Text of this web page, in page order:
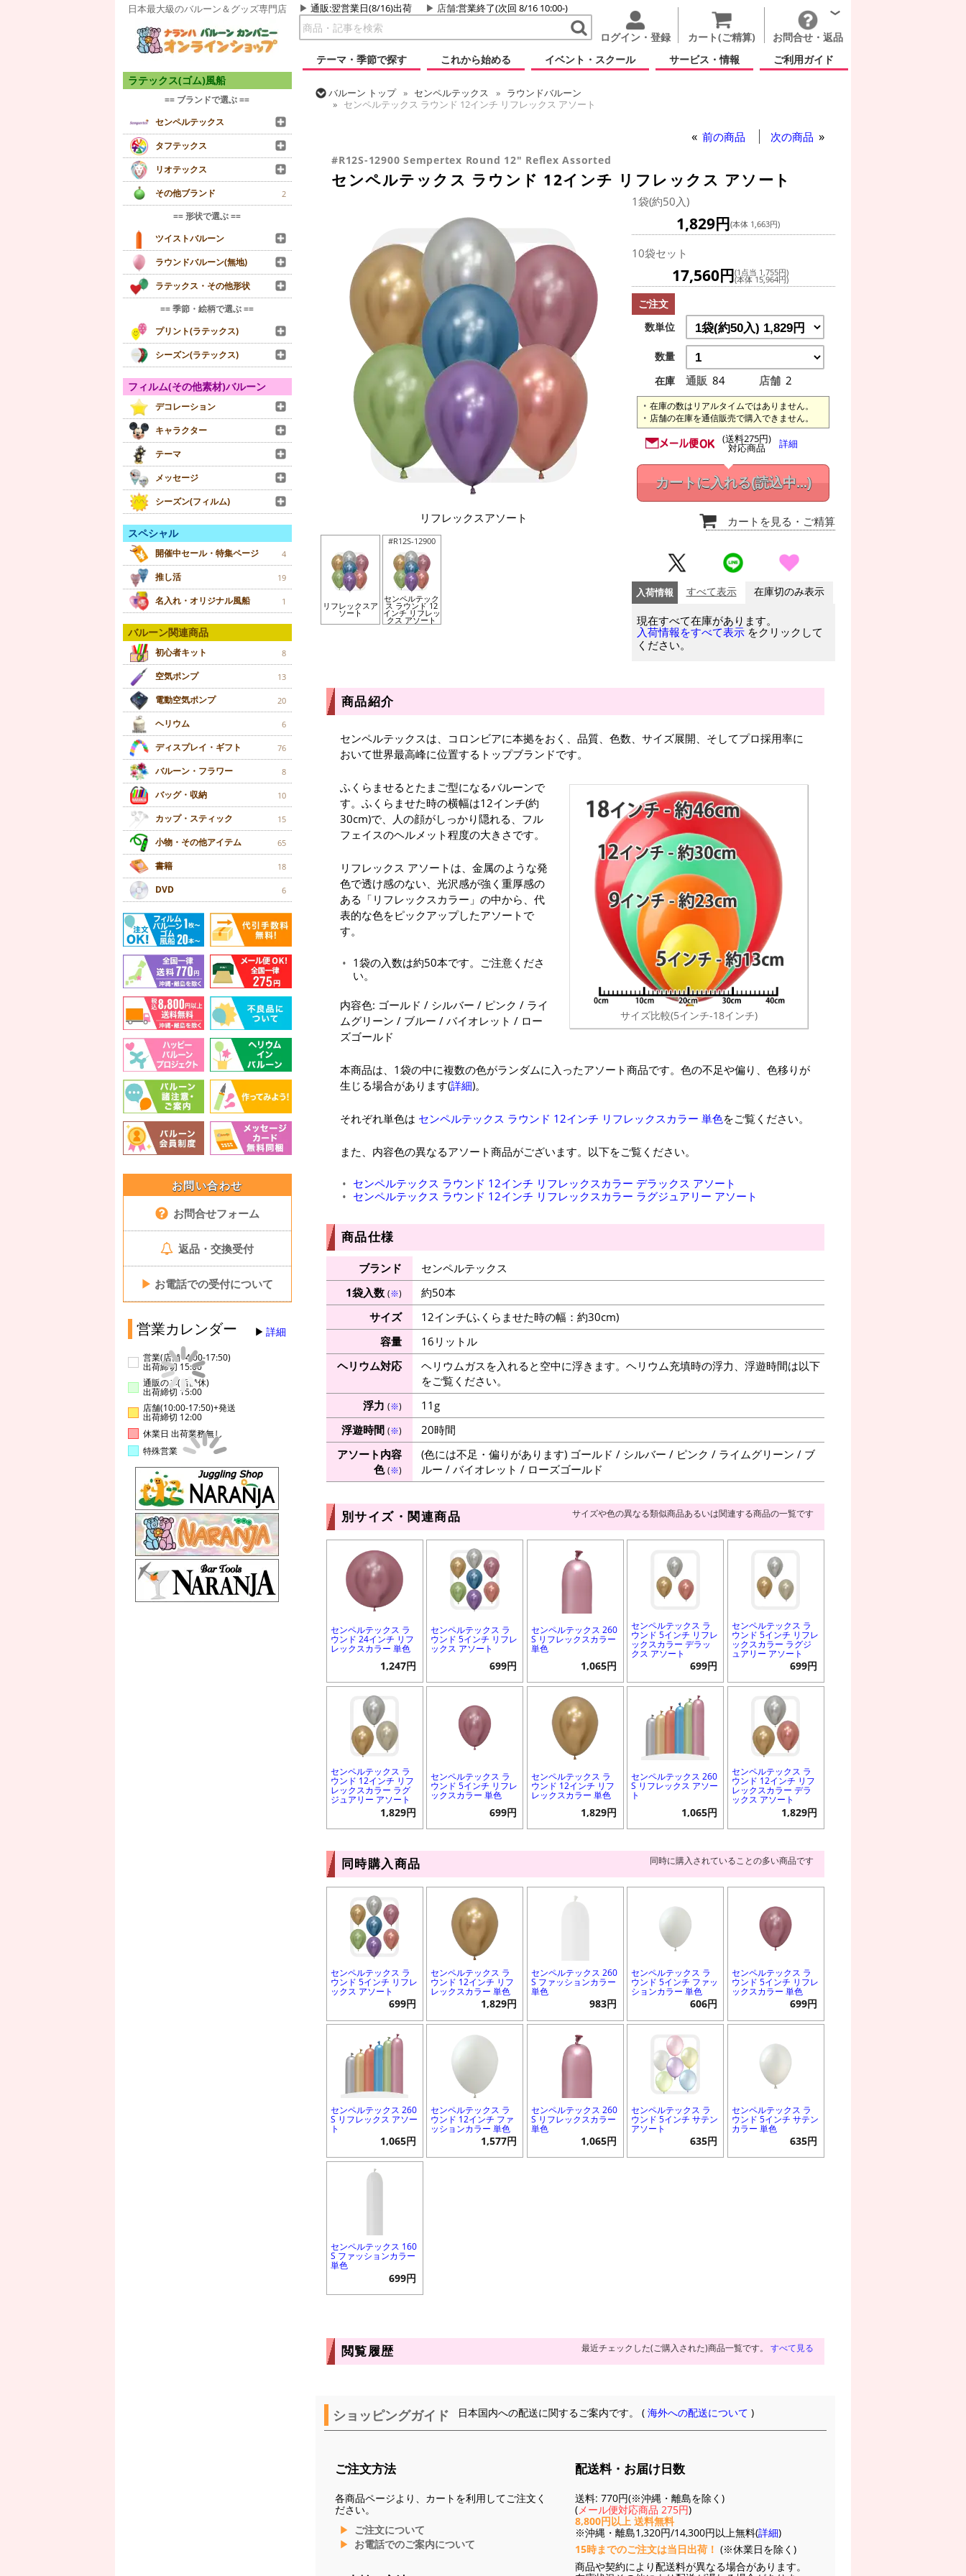
日本最大級のバルーン＆グッズ専門店 通販:翌営業日(8/16)出荷 店舗:営業終了(次回 8/16 10:00-)
ログイン・登録 カート(ご精算)
お問合せ・返品
テーマ・季節で探す
これから始める イベント・スクール サービス・情報 ご利用ガイド
ラテックス(ゴム)風船
== ブランドで選ぶ ==
センペルテックス
タフテックス
リオテックス
その他ブランド
2
== 形状で選ぶ ==
ツイストバルーン
ラウンドバルーン(無地)
ラテックス・その他形状
== 季節・絵柄で選ぶ ==
プリント(ラテックス)
シーズン(ラテックス)
フィルム(その他素材)バルーン
デコレーション
キャラクター
テーマ
メッセージ
シーズン(フィルム)
スペシャル
開催中セール・特集ページ 4
推し活 19
名入れ・オリジナル風船 1
バルーン関連商品
初心者キット 8
空気ポンプ 13
電動空気ポンプ 20
ヘリウム 6
ディスプレイ・ギフト 76
バルーン・フラワー 8
バッグ・収納 10
カップ・スティック 15
小物・その他アイテム 65
書籍 18
DVD 6
お問い合わせ
お問合せフォーム
返品・交換受付
▶ お電話での受付について
営業カレンダー 詳細
営業(店舗14:00-17:50)
出荷締切 15:00
通販のみ(店舗休)
出荷締切 15:00
店舗(10:00-17:50)+発送
出荷締切 12:00
休業日 出荷業務無し
特殊営業
バルーン トップ センペルテックス
ラウンドバルーン
センペルテックス ラウンド 12インチ リフレックス アソート
前の商品 次の商品
#R12S-12900 Sempertex Round 12" Reflex Assorted
センペルテックス ラウンド 12インチ リフレックス アソート
リフレックスアソート
リフレックスア
ソート
#R12S-12900
センペルテック
ス ラウンド 12
インチ リフレッ
クス アソート
1袋(約50入)
1,829円(本体 1,663円)
10袋セット
17,560円(1点当 1,755円)
(本体 15,964円)
ご注文
数単位
数量
在庫
通販 84 店舗 2
在庫の数はリアルタイムではありません。
店舗の在庫を通信販売で購入できません。
(送料275円)
対応商品 詳細
カートに入れる(読込中...)
カートを見る ・ご精算
入荷情報 すべて表示 在庫切のみ表示
現在すべて在庫があります。
入荷情報をすべて表示 をクリックして
ください。
商品紹介
センペルテックスは、コロンビアに本拠をおく、品質、色数、サイズ展開、そしてプロ採用率に
おいて世界最高峰に位置するトップブランドです。
サイズ比較(5インチ-18インチ)
ふくらませるとたまご型になるバルーンで
す。ふくらませた時の横幅は12インチ(約
30cm)で、人の顔がしっかり隠れる、フル
フェイスのヘルメット程度の大きさです。
リフレックス アソートは、金属のような発
色で透け感のない、光沢感が強く重厚感の
ある「リフレックスカラー」の中から、代
表的な色をピックアップしたアソートで
す。
1袋の入数は約50本です。ご注意くださ
い。
内容色: ゴールド / シルバー / ピンク / ライ
ムグリーン / ブルー / バイオレット / ロー
ズゴールド
本商品は、1袋の中に複数の色がランダムに入ったアソート商品です。色の不足や偏り、色移りが
生じる場合があります(詳細)。
それぞれ単色は センペルテックス ラウンド 12インチ リフレックスカラー 単色をご覧ください。
また、内容色の異なるアソート商品がございます。以下をご覧ください。
センペルテックス ラウンド 12インチ リフレックスカラー デラックス アソート
センペルテックス ラウンド 12インチ リフレックスカラー ラグジュアリー アソート
商品仕様
ブランド
センペルテックス
1袋入数 (※)
約50本
サイズ
12インチ(ふくらませた時の幅：約30cm)
容量
16リットル
ヘリウム対応
ヘリウムガスを入れると空中に浮きます。ヘリウム充填時の浮力、浮遊時間は以下
をご覧ください。
浮力 (※)
11g
浮遊時間 (※)
20時間
アソート内容
色(※)
(色には不足・偏りがあります) ゴールド / シルバー / ピンク / ライムグリーン / ブ
ルー / バイオレット / ローズゴールド
別サイズ・関連商品 サイズや色の異なる類似商品あるいは関連する商品の一覧です
センペルテックス ラ
ウンド 24インチ リフ
レックスカラー 単色
1,247円
センペルテックス ラ
ウンド 5インチ リフレ
ックス アソート
699円
センペルテックス 260
S リフレックスカラー
単色
1,065円
センペルテックス ラ
ウンド 5インチ リフレ
ックスカラー デラッ
クス アソート
699円
センペルテックス ラ
ウンド 5インチ リフレ
ックスカラー ラグジ
ュアリー アソート
699円
センペルテックス ラ
ウンド 12インチ リフ
レックスカラー ラグ
ジュアリー アソート
1,829円
センペルテックス ラ
ウンド 5インチ リフレ
ックスカラー 単色
699円
センペルテックス ラ
ウンド 12インチ リフ
レックスカラー 単色
1,829円
センペルテックス 260
S リフレックス アソー
ト
1,065円
センペルテックス ラ
ウンド 12インチ リフ
レックスカラー デラ
ックス アソート
1,829円
同時購入商品 同時に購入されていることの多い商品です
センペルテックス ラ
ウンド 5インチ リフレ
ックス アソート
699円
センペルテックス ラ
ウンド 12インチ リフ
レックスカラー 単色
1,829円
センペルテックス 260
S ファッションカラー
単色
983円
センペルテックス ラ
ウンド 5インチ ファッ
ションカラー 単色
606円
センペルテックス ラ
ウンド 5インチ リフレ
ックスカラー 単色
699円
センペルテックス 260
S リフレックス アソー
ト
1,065円
センペルテックス ラ
ウンド 12インチ ファ
ッションカラー 単色
1,577円
センペルテックス 260
S リフレックスカラー
単色
1,065円
センペルテックス ラ
ウンド 5インチ サテン
アソート
635円
センペルテックス ラ
ウンド 5インチ サテン
カラー 単色
635円
センペルテックス 160
S ファッションカラー
単色
699円
閲覧履歴 最近チェックした(ご購入された)商品一覧です。 すべて見る
ショッピングガイド 日本国内への配送に関するご案内です。 (海外への配送について )
ご注文方法
各商品ページより、カートを利用してご注文く
ださい。
ご注文について
お電話でのご案内について
配送料・お届け日数
送料: 770円(※沖縄・離島を除く)
(メール便対応商品 275円)
8,800円以上 送料無料
※沖縄・離島1,320円/14,300円以上無料(詳細)
15時までのご注文は当日出荷！ (※休業日を除く)
商品や契約により配送料が異なる場合があります。